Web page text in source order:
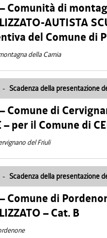
Comunità di
AUTISTA
del Comune di
della Carnia
- Scadenza della presentazione
Comune di
– per il Comune di
del Friuli
- Scadenza della presentazione
Comune di
– Cat. B